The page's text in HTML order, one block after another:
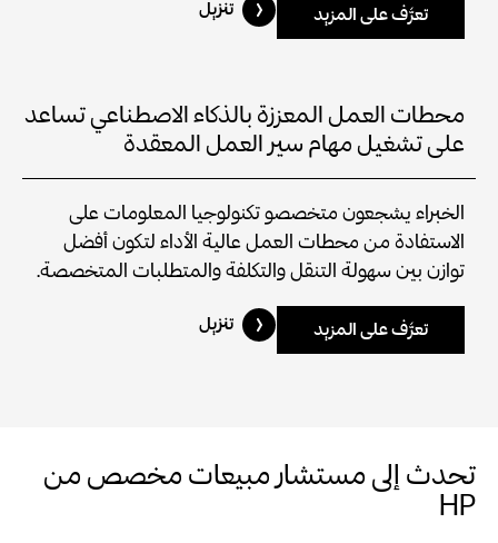
تعرَّف على المزيد تنزيل
محطات العمل المعززة بالذكاء الاصطناعي تساعد
على تشغيل مهام سير العمل المعقدة
الخبراء يشجعون متخصصو تكنولوجيا المعلومات على
الاستفادة من محطات العمل عالية الأداء لتكون أفضل
توازن بين سهولة التنقل والتكلفة والمتطلبات المتخصصة.
تعرَّف على المزيد تنزيل
تحدث إلى مستشار مبيعات مخصص من
HP